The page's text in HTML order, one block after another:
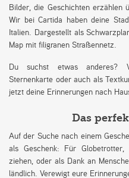
Bilder, die Geschichten erzählen
Wir bei Cartida haben deine
Italien. Dargestellt als
Map mit filigranen Straßennetz.
Du suchst etwas anderes?
Sternenkarte oder auch als
jetzt deine Erinnerungen nach
Das
Auf der Suche nach einem
als Geschenk: Für
ziehen, oder als Dank an
ländlich. Verewigt eure